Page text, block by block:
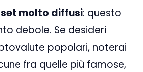
molto diffusi: questo
debole. Se desideri
popolari, noterai
fra quelle più famose,